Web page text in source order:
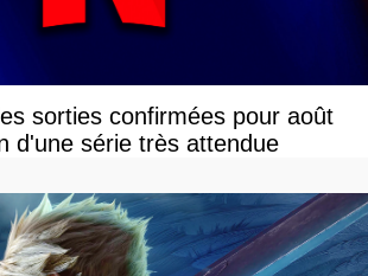
sorties confirmées pour août
d'une série très attendue